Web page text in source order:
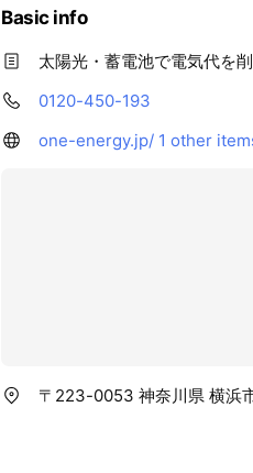
Basic info
太陽光・蓄電池で電気代を
0120-450-193
one-energy.jp/ 1 other
〒223-0053 神奈川県 横浜